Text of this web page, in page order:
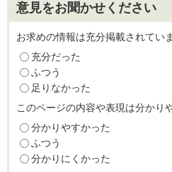
意見をお聞かせください
お求めの情報は充分掲載されてい
充分だった
ふつう
足りなかった
このページの内容や表現は分かり
分かりやすかった
ふつう
分かりにくかった